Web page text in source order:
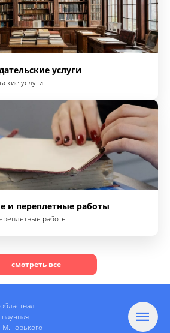
услуги
услуги
и переплетные работы
работы
смотреть все
М. Горького